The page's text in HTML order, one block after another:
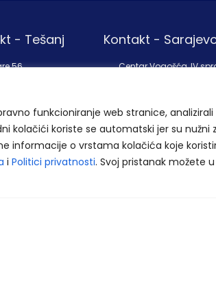
funkcioniranje web stranice,
kolačići koriste se automatski jer su nužni
informacije o vrstama kolačića koje
i Politici privatnosti. Svoj pristanak možete
- Tešanj
56,
32 942 740
bh.ba
Kontakt -
Centar Vogošća, IV
+387 62 933 771
+387 33 539 575
info@eduka-bh.ba